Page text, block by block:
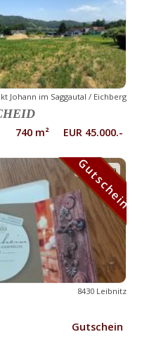
Johann im Saggautal / Eichberg
740 m² EUR 45.000.-
Gutschein
8430 Leibnitz
Gutschein
Gutschein